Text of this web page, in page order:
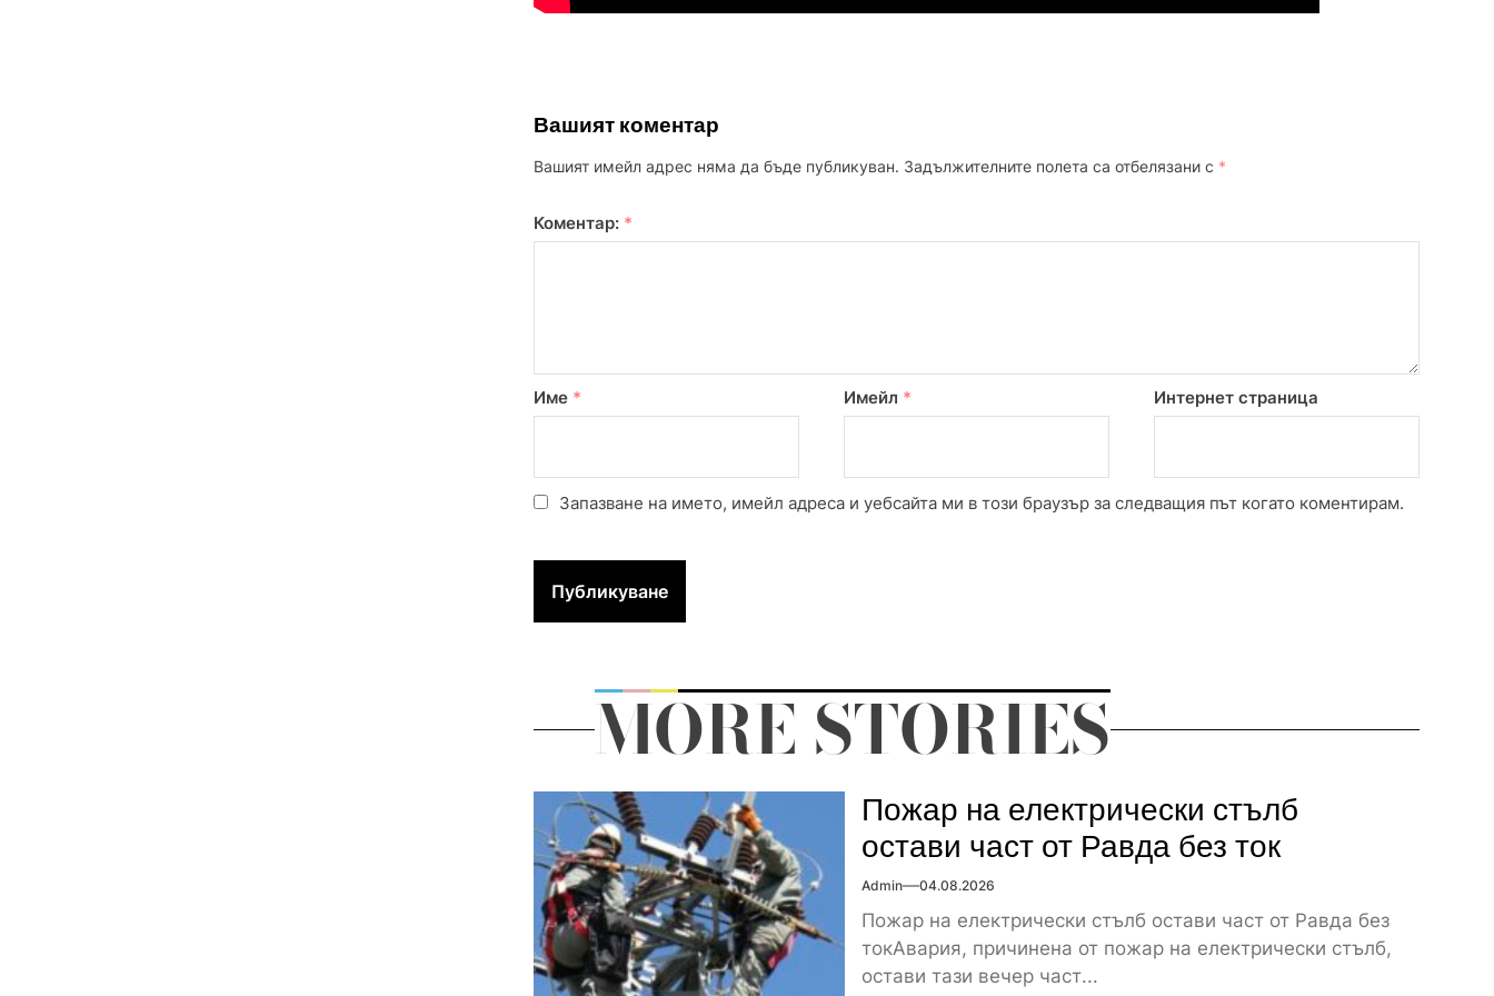
Вашият коментар
Вашият имейл адрес няма да бъде публикуван. Задължителните полета са отбелязани с *
Коментар: *
Име * Имейл * Интернет страница
Запазване на името, имейл адреса и уебсайта ми в този браузър за следващия път когато коментирам.
MORE STORIES
Пожар на електрически стълб
остави част от Равда без ток
Admin 04.08.2026
Пожар на електрически стълб остави част от Равда без
токАвария, причинена от пожар на електрически стълб,
остави тази вечер част...